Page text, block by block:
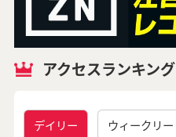
アクセスランキング
デイリー ウィークリー